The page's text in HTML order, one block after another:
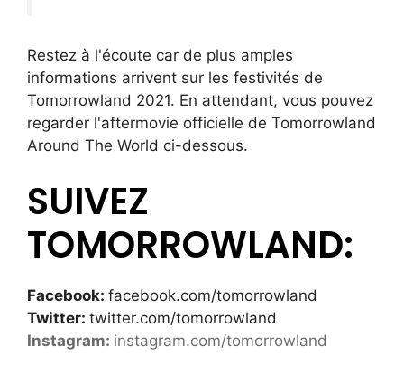
Restez à l'écoute car de plus amples
informations arrivent sur les festivités de
Tomorrowland 2021. En attendant, vous pouvez
regarder l'aftermovie officielle de Tomorrowland
Around The World ci-dessous.
SUIVEZ
TOMORROWLAND:
Facebook: facebook.com/tomorrowland
Twitter: twitter.com/tomorrowland
Instagram: instagram.com/tomorrowland